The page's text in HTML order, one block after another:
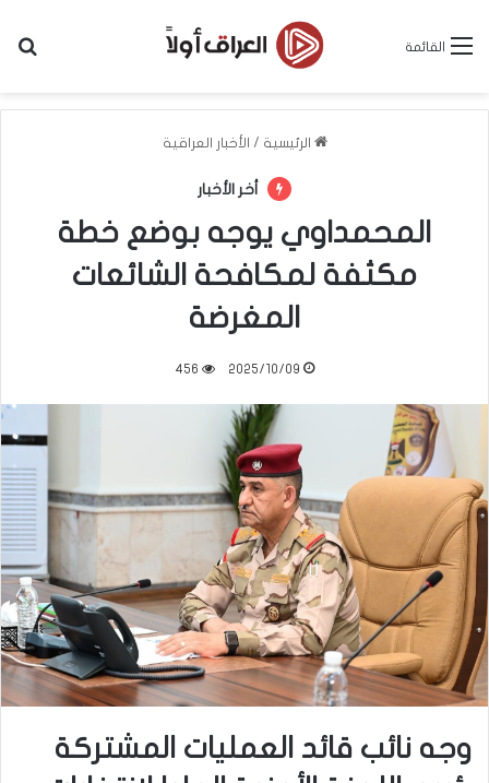
القائمة
الرئيسية / الأخبار العراقية
أخر الأخبار
المحمداوي يوجه بوضع خطة
مكثفة لمكافحة الشائعات
المغرضة
2025/10/09
456
وجه نائب قائد العمليات المشتركة